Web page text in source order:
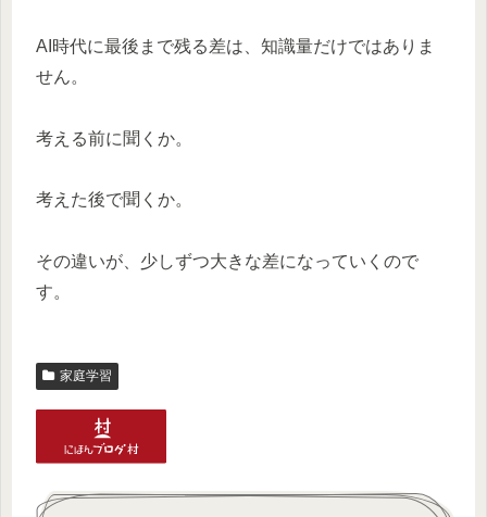
AI時代に最後まで残る差は、知識量だけではありま
せん。
考える前に聞くか。
考えた後で聞くか。
その違いが、少しずつ大きな差になっていくので
す。
家庭学習